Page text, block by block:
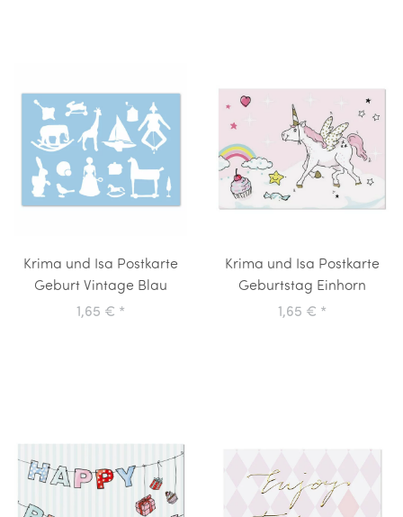
Krima und Isa Postkarte
Geburt Vintage Blau
1,65 € *
Krima und Isa Postkarte
Geburtstag Einhorn
1,65 € *